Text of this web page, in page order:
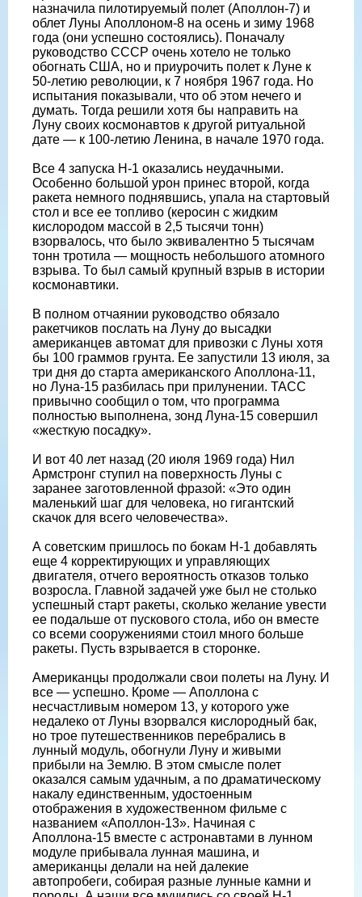
назначила пилотируемый полет (Аполлон-7) и
облет Луны Аполлоном-8 на осень и зиму 1968
года (они успешно состоялись). Поначалу
руководство СССР очень хотело не только
обогнать США, но и приурочить полет к Луне к
50-летию революции, к 7 ноября 1967 года. Но
испытания показывали, что об этом нечего и
думать. Тогда решили хотя бы направить на
Луну своих космонавтов к другой ритуальной
дате — к 100-летию Ленина, в начале 1970 года.
Все 4 запуска Н-1 оказались неудачными.
Особенно большой урон принес второй, когда
ракета немного поднявшись, упала на стартовый
стол и все ее топливо (керосин с жидким
кислородом массой в 2,5 тысячи тонн)
взорвалось, что было эквивалентно 5 тысячам
тонн тротила — мощность небольшого атомного
взрыва. То был самый крупный взрыв в истории
космонавтики.
В полном отчаянии руководство обязало
ракетчиков послать на Луну до высадки
американцев автомат для привозки с Луны хотя
бы 100 граммов грунта. Ее запустили 13 июля, за
три дня до старта американского Аполлона-11,
но Луна-15 разбилась при прилунении. ТАСС
привычно сообщил о том, что программа
полностью выполнена, зонд Луна-15 совершил
«жесткую посадку».
И вот 40 лет назад (20 июля 1969 года) Нил
Армстронг ступил на поверхность Луны с
заранее заготовленной фразой: «Это один
маленький шаг для человека, но гигантский
скачок для всего человечества».
А советским пришлось по бокам Н-1 добавлять
еще 4 корректирующих и управляющих
двигателя, отчего вероятность отказов только
возросла. Главной задачей уже был не столько
успешный старт ракеты, сколько желание увести
ее подальше от пускового стола, ибо он вместе
со всеми сооружениями стоил много больше
ракеты. Пусть взрывается в сторонке.
Американцы продолжали свои полеты на Луну. И
все — успешно. Кроме — Аполлона с
несчастливым номером 13, у которого уже
недалеко от Луны взорвался кислородный бак,
но трое путешественников перебрались в
лунный модуль, обогнули Луну и живыми
прибыли на Землю. В этом смысле полет
оказался самым удачным, а по драматическому
накалу единственным, удостоенным
отображения в художественном фильме с
названием «Аполлон-13». Начиная с
Аполлона-15 вместе с астронавтами в лунном
модуле прибывала лунная машина, и
американцы делали на ней далекие
автопробеги, собирая разные лунные камни и